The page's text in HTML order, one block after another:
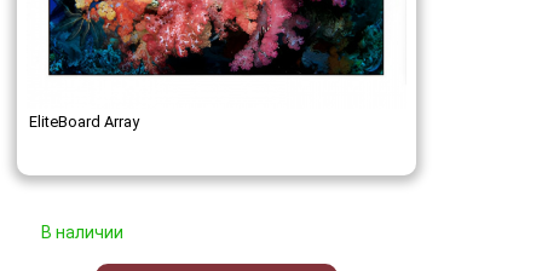
EliteBoard Array
В наличии